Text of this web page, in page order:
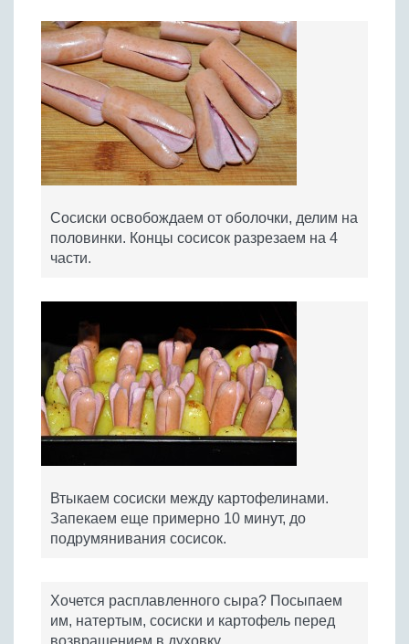
Сосиски освобождаем от оболочки, делим на
половинки. Концы сосисок разрезаем на 4
части.
Втыкаем сосиски между картофелинами.
Запекаем еще примерно 10 минут, до
подрумянивания сосисок.
Хочется расплавленного сыра? Посыпаем
им, натертым, сосиски и картофель перед
возвращением в духовку.